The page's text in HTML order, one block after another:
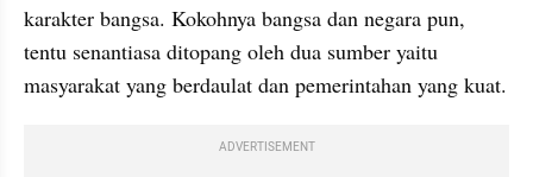
karakter bangsa. Kokohnya bangsa dan negara pun,
tentu senantiasa ditopang oleh dua sumber yaitu
masyarakat yang berdaulat dan pemerintahan yang kuat.
ADVERTISEMENT